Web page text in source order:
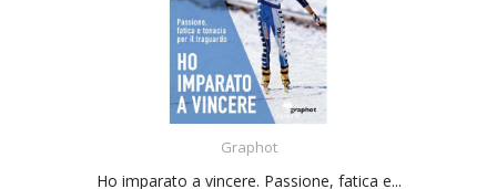
Graphot
Ho imparato a vincere. Passione, fatica e...